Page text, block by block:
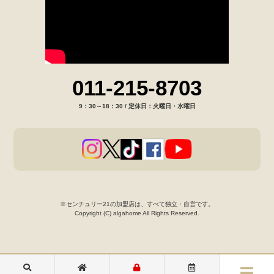
011-215-8703
9：30～18：30 / 定休日：火曜日・水曜日
※センチュリー21の加盟店は、すべて独立・自営です。
Copyright (C) algahome All Rights Reserved.